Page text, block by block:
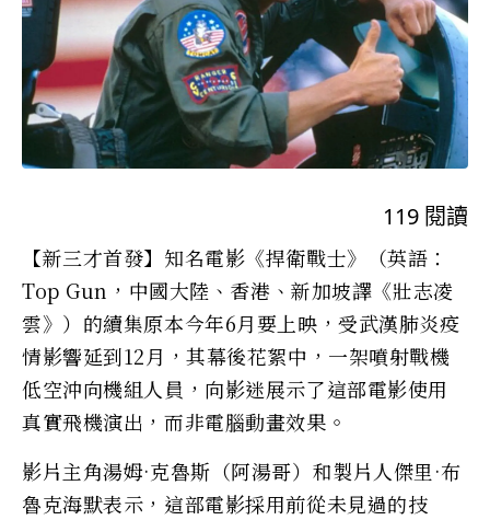
119 閱讀
【新三才首發】知名電影《捍衛戰士》（英語：
Top Gun，中國大陸、香港、新加坡譯《壯志凌
雲》）的續集原本今年6月要上映，受武漢肺炎疫
情影響延到12月，其幕後花絮中，一架噴射戰機
低空沖向機組人員，向影迷展示了這部電影使用
真實飛機演出，而非電腦動畫效果。
影片主角湯姆·克魯斯（阿湯哥）和製片人傑里·布
魯克海默表示，這部電影採用前從未見過的技